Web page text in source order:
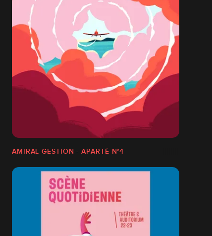
AMIRAL GESTION - APARTÉ N°4